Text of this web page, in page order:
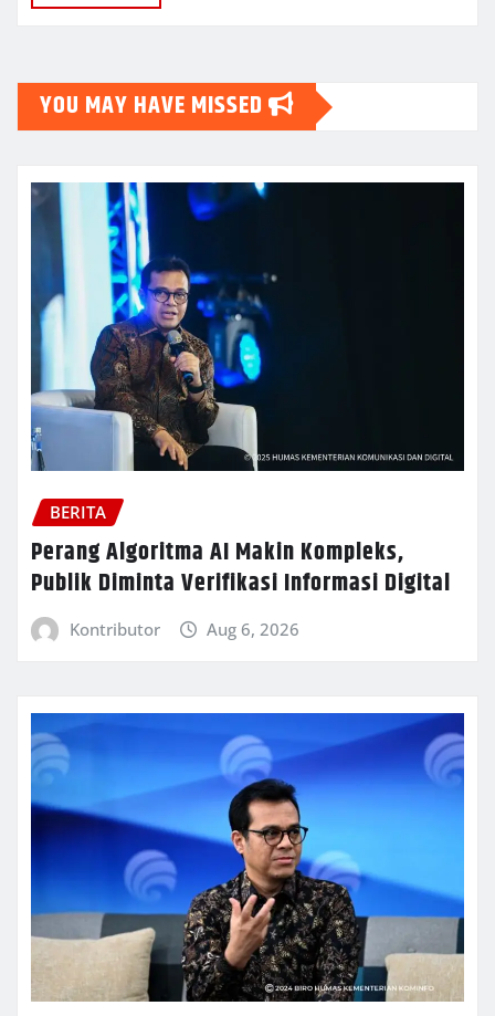
YOU MAY HAVE MISSED
BERITA
Perang Algoritma AI Makin Kompleks,
Publik Diminta Verifikasi Informasi Digital
Kontributor Aug 6, 2026